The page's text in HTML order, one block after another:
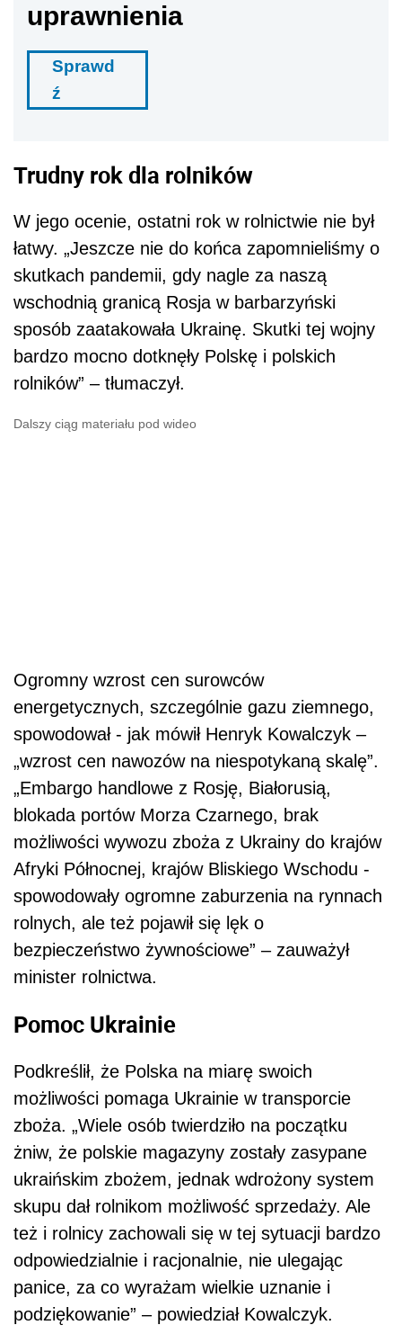
uprawnienia
Sprawd
ź
Trudny rok dla rolników
W jego ocenie, ostatni rok w rolnictwie nie był
łatwy. „Jeszcze nie do końca zapomnieliśmy o
skutkach pandemii, gdy nagle za naszą
wschodnią granicą Rosja w barbarzyński
sposób zaatakowała Ukrainę. Skutki tej wojny
bardzo mocno dotknęły Polskę i polskich
rolników” – tłumaczył.
Dalszy ciąg materiału pod wideo
Ogromny wzrost cen surowców
energetycznych, szczególnie gazu ziemnego,
spowodował - jak mówił Henryk Kowalczyk –
„wzrost cen nawozów na niespotykaną skalę”.
„Embargo handlowe z Rosję, Białorusią,
blokada portów Morza Czarnego, brak
możliwości wywozu zboża z Ukrainy do krajów
Afryki Północnej, krajów Bliskiego Wschodu -
spowodowały ogromne zaburzenia na rynnach
rolnych, ale też pojawił się lęk o
bezpieczeństwo żywnościowe” – zauważył
minister rolnictwa.
Pomoc Ukrainie
Podkreślił, że Polska na miarę swoich
możliwości pomaga Ukrainie w transporcie
zboża. „Wiele osób twierdziło na początku
żniw, że polskie magazyny zostały zasypane
ukraińskim zbożem, jednak wdrożony system
skupu dał rolnikom możliwość sprzedaży. Ale
też i rolnicy zachowali się w tej sytuacji bardzo
odpowiedzialnie i racjonalnie, nie ulegając
panice, za co wyrażam wielkie uznanie i
podziękowanie” – powiedział Kowalczyk.